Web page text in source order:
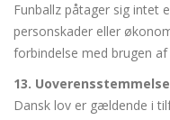
Funballz påtager sig intet
personskader eller
forbindelse med brugen
13.
Dansk lov er gældende i